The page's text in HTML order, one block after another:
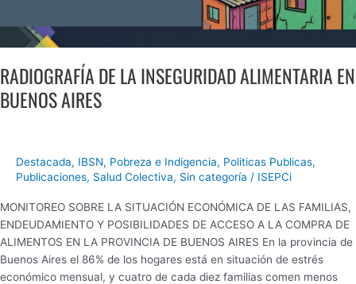
RADIOGRAFÍA DE LA INSEGURIDAD ALIMENTARIA EN
BUENOS AIRES
Destacada, IBSN, Pobreza e Indigencia, Politicas Publicas,
Publicaciones, Salud Colectiva, Sin categoría / ISEPCi
MONITOREO SOBRE LA SITUACIÓN ECONÓMICA DE LAS FAMILIAS,
ENDEUDAMIENTO Y POSIBILIDADES DE ACCESO A LA COMPRA DE
ALIMENTOS EN LA PROVINCIA DE BUENOS AIRES En la provincia de
Buenos Aires el 86% de los hogares está en situación de estrés
económico mensual, y cuatro de cada diez familias comen menos